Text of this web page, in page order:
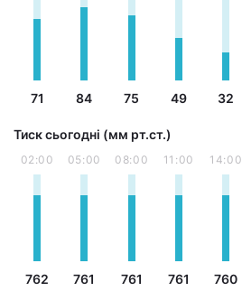
71 84 75 49 32
Тиск сьогодні (мм рт.ст.)
02:00
762
05:00
761
08:00
761
11:00
761
14:00
760